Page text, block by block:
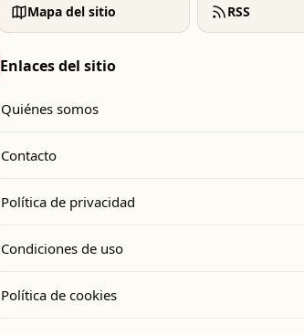
Mapa del sitio RSS
Enlaces del sitio
Quiénes somos
Contacto
Política de privacidad
Condiciones de uso
Política de cookies